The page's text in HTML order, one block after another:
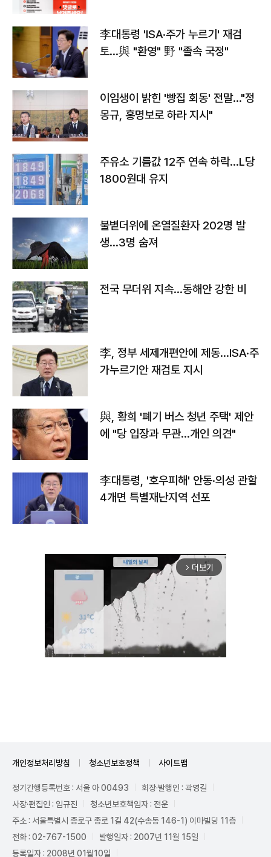
李대통령 'ISA·주가 누르기' 재검
토…與 "환영" 野 "졸속 국정"
이임생이 밝힌 '빵집 회동' 전말…"정
몽규, 홍명보로 하라 지시"
주유소 기름값 12주 연속 하락…L당
1800원대 유지
불볕더위에 온열질환자 202명 발
생…3명 숨져
전국 무더위 지속…동해안 강한 비
李, 정부 세제개편안에 제동…ISA·주
가누르기안 재검토 지시
與, 황희 '폐기 버스 청년 주택' 제안
에 "당 입장과 무관…개인 의견"
李대통령, '호우피해' 안동·의성 관할
4개면 특별재난지역 선포
arrow_forward_ios 더보기
개인정보처리방침 청소년보호정책 사이트맵
정기간행등록번호 : 서울 아 00493
회장·발행인 : 곽영길
사장·편집인 : 임규진
청소년보호책임자 : 전운
주소 : 서울특별시 종로구 종로 1길 42(수송동 146-1) 이마빌딩 11층
전화 : 02-767-1500
발행일자 : 2007년 11월 15일
등록일자 : 2008년 01월10일